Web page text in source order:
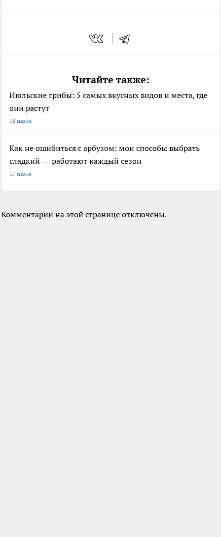
Читайте также:
Июльские грибы: 5 самых вкусных видов и места, где
они растут
18 июля
Как не ошибиться с арбузом: мои способы выбрать
сладкий — работают каждый сезон
17 июля
Комментарии на этой странице отключены.